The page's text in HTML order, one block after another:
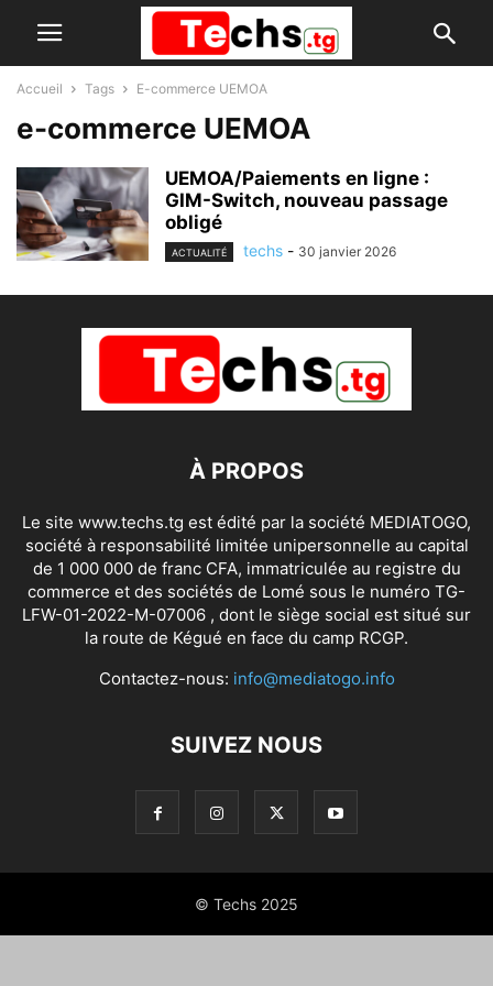
Accueil Tags E-commerce UEMOA
e-commerce UEMOA
UEMOA/Paiements en ligne :
GIM-Switch, nouveau passage
obligé
ACTUALITÉ techs - 30 janvier 2026
À PROPOS
Le site www.techs.tg est édité par la société MEDIATOGO,
société à responsabilité limitée unipersonnelle au capital
de 1 000 000 de franc CFA, immatriculée au registre du
commerce et des sociétés de Lomé sous le numéro TG-
LFW-01-2022-M-07006 , dont le siège social est situé sur
la route de Kégué en face du camp RCGP.
Contactez-nous: info@mediatogo.info
SUIVEZ NOUS
© Techs 2025